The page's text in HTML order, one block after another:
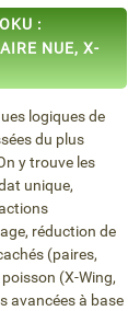
:
NUE, X-
logiques de
du plus
y trouve les
unique,
réduction de
(paires,
(X-Wing,
avancées à base